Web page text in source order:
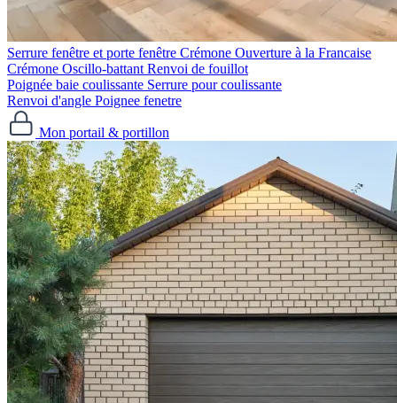
Serrure fenêtre et porte fenêtre Crémone Ouverture à la Francaise
Crémone Oscillo-battant Renvoi de fouillot
Poignée baie coulissante Serrure pour coulissante
Renvoi d'angle Poignee fenetre
Mon portail & portillon